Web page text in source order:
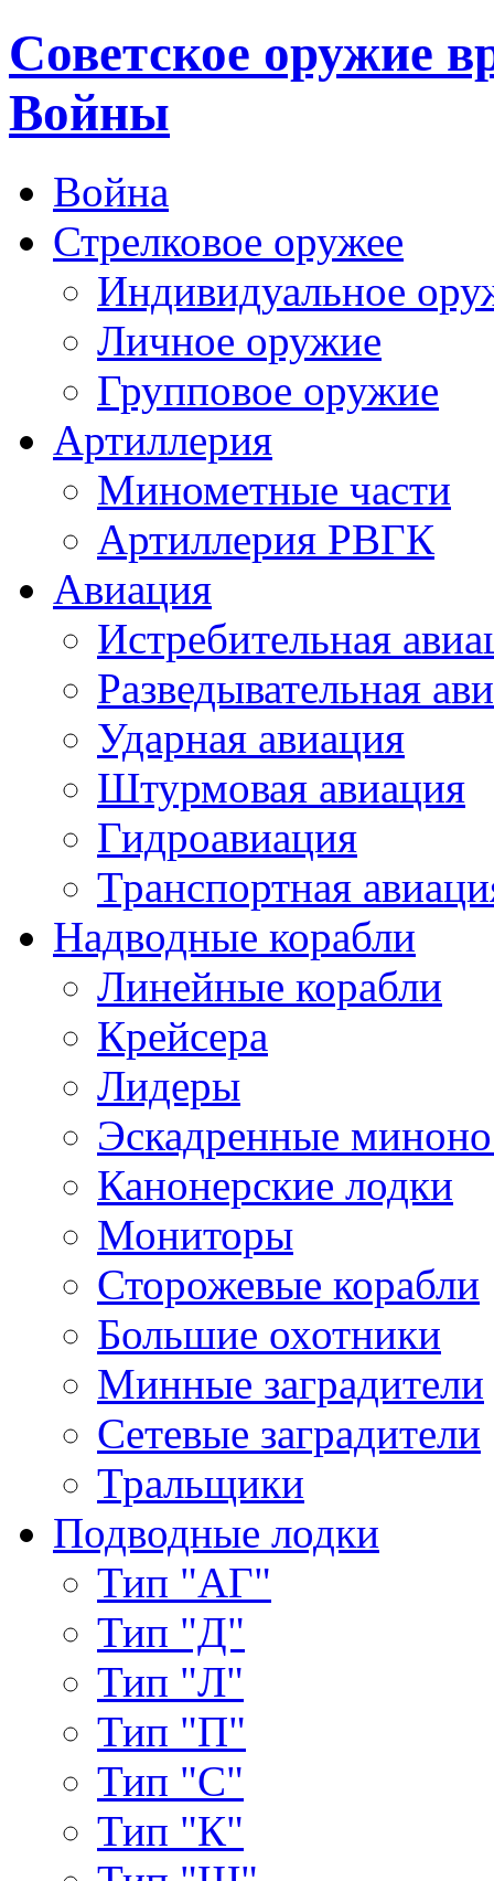
Cоветское оружие
Войны
Война
Стрелковое оружее
Индивидуальное
Личное оружие
Групповое оружие
Артиллерия
Минометные части
Артиллерия РВГК
Авиация
Истребительная
Разведывательная
Ударная авиация
Штурмовая авиация
Гидроавиация
Транспортная
Надводные корабли
Линейные корабли
Крейсера
Лидеры
Эскадренные
Канонерские лодки
Мониторы
Сторожевые корабли
Большие охотники
Минные заградители
Сетевые заградители
Тральщики
Подводные лодки
Тип "АГ"
Тип "Д"
Тип "Л"
Тип "П"
Тип "С"
Тип "К"